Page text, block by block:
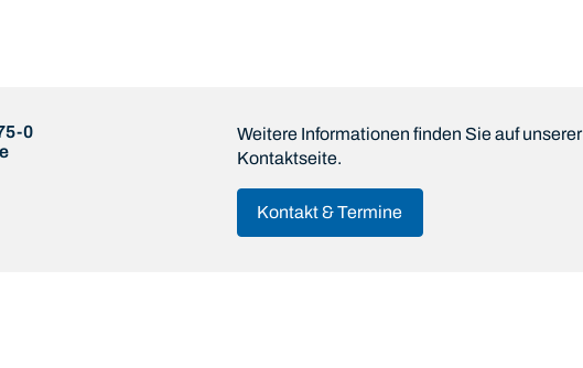
0
Weitere Informationen finden Sie auf unserer
Kontaktseite.
Kontakt & Termine